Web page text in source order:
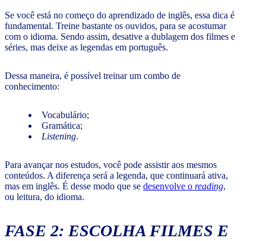
Se você está no começo do aprendizado de inglês, essa dica é
fundamental. Treine bastante os ouvidos, para se acostumar
com o idioma. Sendo assim, desative a dublagem dos filmes e
séries, mas deixe as legendas em português.
Dessa maneira, é possível treinar um combo de
conhecimento:
Vocabulário;
Gramática;
Listening.
Para avançar nos estudos, você pode assistir aos mesmos
conteúdos. A diferença será a legenda, que continuará ativa,
mas em inglês. É desse modo que se desenvolve o reading,
ou leitura, do idioma.
FASE 2: ESCOLHA FILMES E